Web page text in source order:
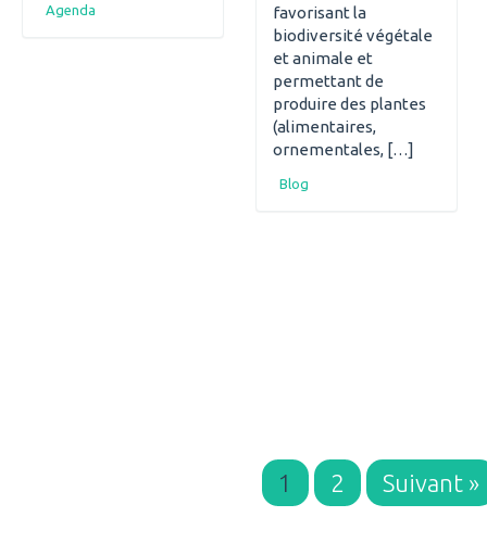
Agenda
favorisant la
biodiversité végétale
et animale et
permettant de
produire des plantes
(alimentaires,
ornementales, […]
Blog
1 2 Suivant »